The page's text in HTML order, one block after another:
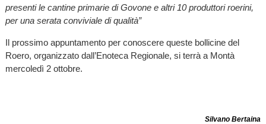
presenti le cantine primarie di Govone e altri 10 produttori roerini,
per una serata conviviale di qualità”
Il prossimo appuntamento per conoscere queste bollicine del
Roero, organizzato dall’Enoteca Regionale, si terrà a Montà
mercoledì 2 ottobre.
Silvano Bertaina